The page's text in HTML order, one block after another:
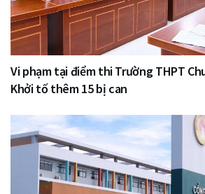
Vi phạm tại điểm thi Trường THPT
Khởi tố thêm 15 bị can